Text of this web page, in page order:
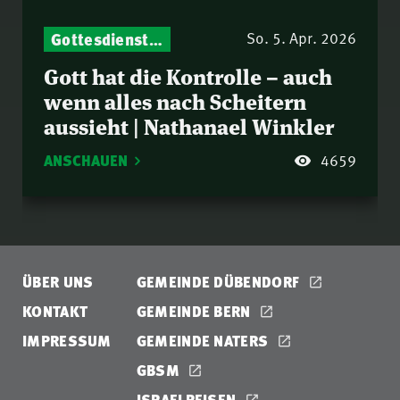
Gottesdienst-Botschaften – Jeden Sonntag neu: Aktuelle Predigten vom Mitternachtsruf So. 5. Apr. 2026
Gott hat die Kontrolle – auch
wenn alles nach Scheitern
aussieht | Nathanael Winkler
ANSCHAUEN 4659
ÜBER UNS
KONTAKT
IMPRESSUM
GEMEINDE DÜBENDORF
GEMEINDE BERN
GEMEINDE NATERS
GBSM